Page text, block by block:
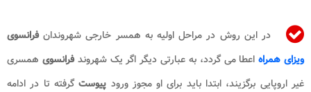
در این روش در مراحل اولیه به همسر خارجی شهروندانفرانسوی
ویزای همراه اعطا می گردد، به عبارتی دیگر اگر یک شهروندفرانسوی همسری
غیر اروپایی برگزیند، ابتدا باید برای او مجوز ورود پیوستگرفته تا در ادامه